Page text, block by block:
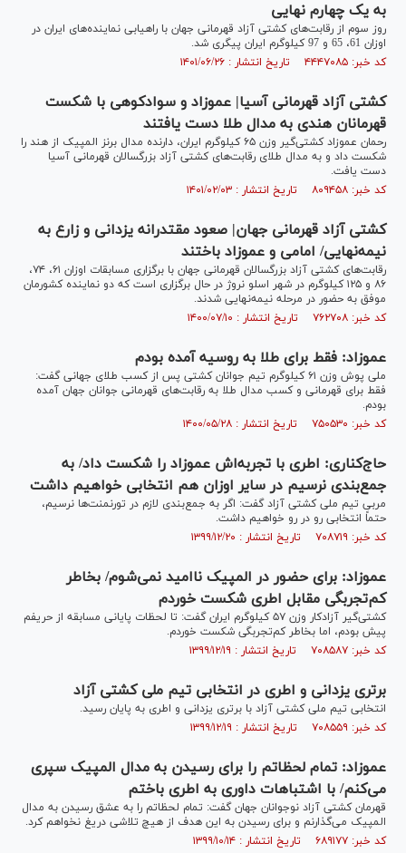
به یک چهارم نهایی
روز سوم از رقابت‌های کشتی آزاد قهرمانی جهان با راهیابی نماینده‌های ایران در
اوزان 61، 65 و 97 کیلوگرم ایران پیگری شد.
کد خبر: ۴۴۴۷۰۸۵ تاریخ انتشار : ۱۴۰۱/۰۶/۲۶
کشتی آزاد قهرمانی آسیا| عموزاد و سوادکوهی با شکست
قهرمانان هندی به مدال طلا دست یافتند
رحمان عموزاد کشتی‌گیر وزن ۶۵ کیلوگرم ایران، دارنده مدال برنز المپیک از هند را
شکست داد و به مدال طلای رقابت‌های کشتی آزاد بزرگسالان قهرمانی آسیا
دست یافت.
کد خبر: ۸۰۹۴۵۸ تاریخ انتشار : ۱۴۰۱/۰۲/۰۳
کشتی آزاد قهرمانی جهان| صعود مقتدرانه یزدانی و زارع به
نیمه‌نهایی/ امامی و عموزاد باختند
رقابت‌های کشتی آزاد بزرگسالان قهرمانی جهان با برگزاری مسابقات اوزان ۶۱، ۷۴،
۸۶ و ۱۲۵ کیلوگرم در شهر اسلو نروژ در حال برگزاری است که دو نماینده کشورمان
موفق به حضور در مرحله نیمه‌نهایی شدند.
کد خبر: ۷۶۲۷۰۸ تاریخ انتشار : ۱۴۰۰/۰۷/۱۰
عموزاد: فقط برای طلا به روسیه آمده بودم
ملی پوش وزن ۶۱ کیلوگرم تیم جوانان کشتی پس از کسب طلای جهانی گفت:
فقط برای قهرمانی و کسب مدال طلا به رقابت‌های قهرمانی جوانان جهان آمده
بودم.
کد خبر: ۷۵۰۵۳۰ تاریخ انتشار : ۱۴۰۰/۰۵/۲۸
حاج‌کناری: اطری با تجربه‌اش عموزاد را شکست داد/ به
جمع‌بندی نرسیم در سایر اوزان هم انتخابی خواهیم داشت
مربی تیم ملی کشتی آزاد گفت: اگر به جمع‌بندی لازم در تورنمنت‌ها نرسیم،
حتماً انتخابی رو در رو خواهیم داشت.
کد خبر: ۷۰۸۷۱۹ تاریخ انتشار : ۱۳۹۹/۱۲/۲۰
عموزاد: برای حضور در المپیک ناامید نمی‌شوم/ بخاطر
کم‌تجربگی مقابل اطری شکست خوردم
کشتی‌گیر آزادکار وزن ۵۷ کیلوگرم ایران گفت: تا لحظات پایانی مسابقه از حریفم
پیش بودم، اما بخاطر کم‌تجربگی شکست خوردم.
کد خبر: ۷۰۸۵۸۷ تاریخ انتشار : ۱۳۹۹/۱۲/۱۹
برتری یزدانی و اطری در انتخابی تیم ملی کشتی آزاد
انتخابی تیم ملی کشتی آزاد با برتری یزدانی و اطری به پایان رسید.
کد خبر: ۷۰۸۵۵۹ تاریخ انتشار : ۱۳۹۹/۱۲/۱۹
عموزاد: تمام لحظاتم را برای رسیدن به مدال المپیک سپری
می‌کنم/ با اشتباهات داوری به اطری باختم
قهرمان کشتی آزاد نوجوانان جهان گفت: تمام لحظاتم را به عشق رسیدن به مدال
المپیک می‌گذارنم و برای رسیدن به این هدف از هیچ تلاشی دریغ نخواهم کرد.
کد خبر: ۶۸۹۱۷۷ تاریخ انتشار : ۱۳۹۹/۱۰/۱۴